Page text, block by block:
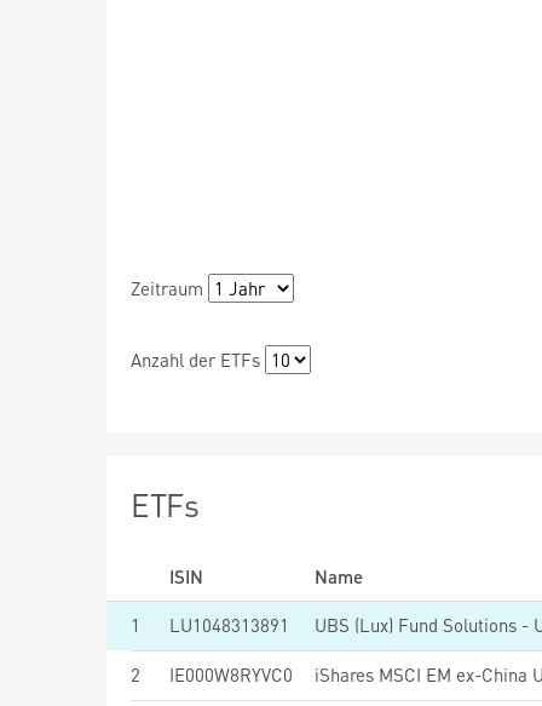
Zeitraum
Anzahl der ETFs
ETFs
ISIN
Name
1
LU1048313891
2 IE000W8RYVC0 iShares MSCI EM ex-China